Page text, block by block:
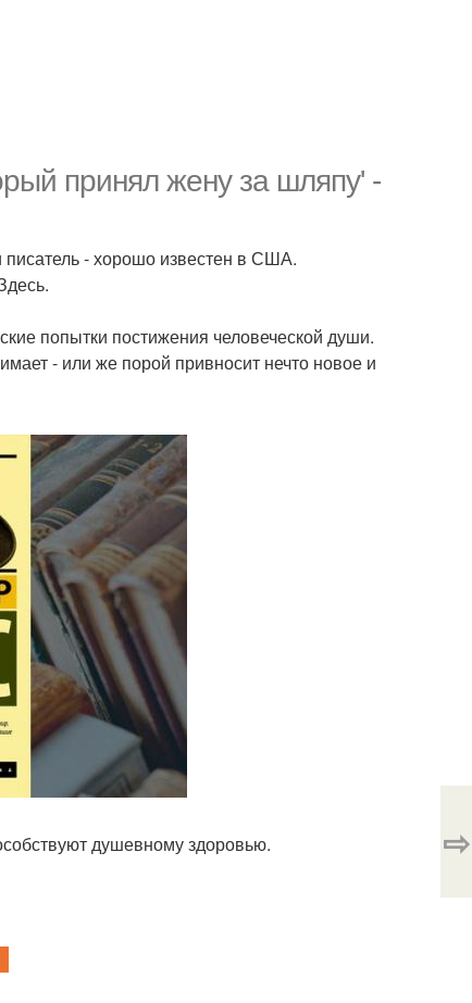
принял жену за шляпу' -
писатель - хорошо известен в США.
попытки постижения человеческой души.
- или же порой привносит нечто новое и
душевному здоровью. ⇨